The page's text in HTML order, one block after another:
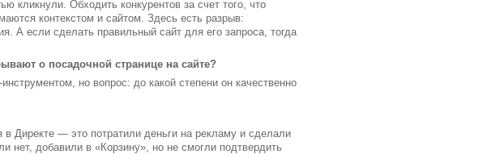
кликнули. Обходить конкурентов за счет того, что
контекстом и сайтом. Здесь есть разрыв:
А если сделать правильный сайт для его запроса, тогда
о посадочной странице на сайте?
но вопрос: до какой степени он качественно
в Директе — это потратили деньги на рекламу и сделали
нет, добавили в «Корзину», но не смогли подтвердить